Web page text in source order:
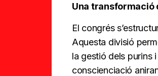
Una transformació
El congrés
Aquesta divisió
la gestió dels purins
conscienciació